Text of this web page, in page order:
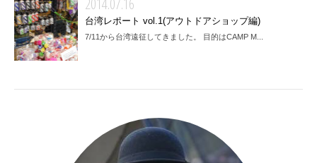
2014.07.16
台湾レポート vol.1(アウトドアショップ編)
7/11から台湾遠征してきました。 目的はCAMP M...